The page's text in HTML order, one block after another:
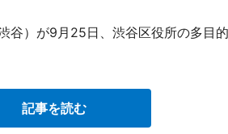
谷）が9月25日、渋谷区役所の多目
記事を読む